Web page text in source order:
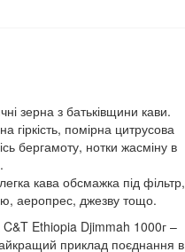
зерна з батьківщини кави.
гіркість, помірна цитрусова
бергамоту, нотки жасміну в
кава обсмажка під фільтр,
аеропрес, джезву тощо.
C&T Ethiopia Djimmah 1000г –
приклад поєднання в